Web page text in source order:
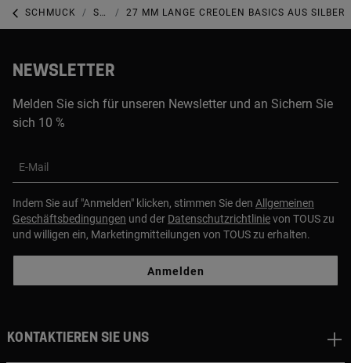
SCHMUCK SCHMUCK AUS STERLINGSILBER 27 MM LANGE CREOLEN BASICS AUS SILBER
NEWSLETTER
Melden Sie sich für unseren Newsletter und an Sichern Sie
sich 10 %
E-Mail
Indem Sie auf "Anmelden" klicken, stimmen Sie den Allgemeinen
Geschäftsbedingungen und der Datenschutzrichtlinievon TOUS zu
und willigen ein, Marketingmitteilungen von TOUS zu erhalten.
Anmelden
Kontaktieren sie uns